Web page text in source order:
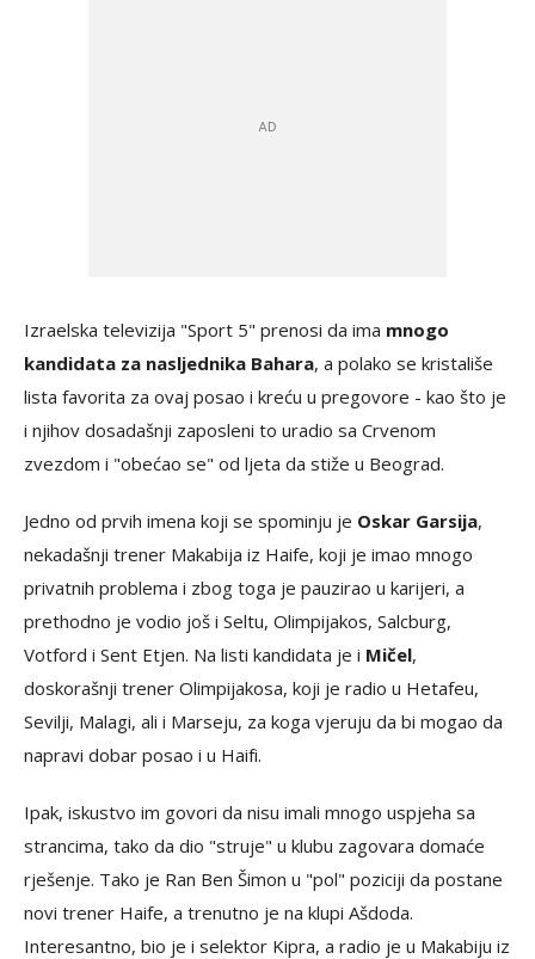
Izraelska televizija "Sport 5" prenosi da ima mnogo
kandidata za nasljednika Bahara, a polako se kristališe
lista favorita za ovaj posao i kreću u pregovore - kao što je
i njihov dosadašnji zaposleni to uradio sa Crvenom
zvezdom i "obećao se" od ljeta da stiže u Beograd.
Jedno od prvih imena koji se spominju je Oskar Garsija,
nekadašnji trener Makabija iz Haife, koji je imao mnogo
privatnih problema i zbog toga je pauzirao u karijeri, a
prethodno je vodio još i Seltu, Olimpijakos, Salcburg,
Votford i Sent Etjen. Na listi kandidata je i Mičel,
doskorašnji trener Olimpijakosa, koji je radio u Hetafeu,
Sevilji, Malagi, ali i Marseju, za koga vjeruju da bi mogao da
napravi dobar posao i u Haifi.
Ipak, iskustvo im govori da nisu imali mnogo uspjeha sa
strancima, tako da dio "struje" u klubu zagovara domaće
rješenje. Tako je Ran Ben Šimon u "pol" poziciji da postane
novi trener Haife, a trenutno je na klupi Ašdoda.
Interesantno, bio je i selektor Kipra, a radio je u Makabiju iz